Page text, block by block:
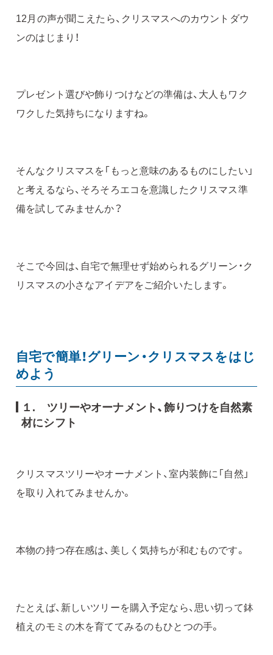
12月の声が聞こえたら、クリスマスへのカウントダウ
ンのはじまり！
プレゼント選びや飾りつけなどの準備は、大人もワク
ワクした気持ちになりますね。
そんなクリスマスを「もっと意味のあるものにしたい」
と考えるなら、そろそろエコを意識したクリスマス準
備を試してみませんか？
そこで今回は、自宅で無理せず始められるグリーン・ク
リスマスの小さなアイデアをご紹介いたします。
自宅で簡単！グリーン・クリスマスをはじ
めよう
１. ツリーやオーナメント、飾りつけを自然素
材にシフト
クリスマスツリーやオーナメント、室内装飾に「自然」
を取り入れてみませんか。
本物の持つ存在感は、美しく気持ちが和むものです。
たとえば、新しいツリーを購入予定なら、思い切って鉢
植えのモミの木を育ててみるのもひとつの手。